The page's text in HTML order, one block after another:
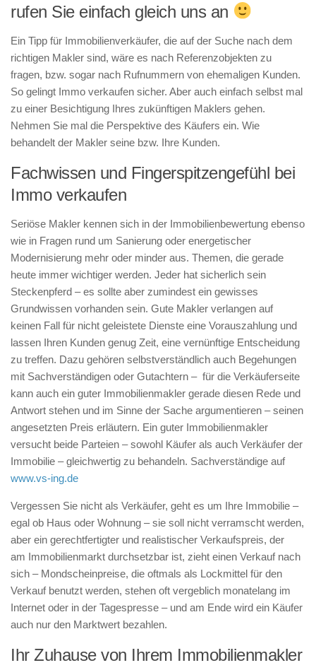
rufen Sie einfach gleich uns an
Ein Tipp für Immobilienverkäufer, die auf der Suche nach dem
richtigen Makler sind, wäre es nach Referenzobjekten zu
fragen, bzw. sogar nach Rufnummern von ehemaligen Kunden.
So gelingt Immo verkaufen sicher. Aber auch einfach selbst mal
zu einer Besichtigung Ihres zukünftigen Maklers gehen.
Nehmen Sie mal die Perspektive des Käufers ein. Wie
behandelt der Makler seine bzw. Ihre Kunden.
Fachwissen und Fingerspitzengefühl bei
Immo verkaufen
Seriöse Makler kennen sich in der Immobilienbewertung ebenso
wie in Fragen rund um Sanierung oder energetischer
Modernisierung mehr oder minder aus. Themen, die gerade
heute immer wichtiger werden. Jeder hat sicherlich sein
Steckenpferd – es sollte aber zumindest ein gewisses
Grundwissen vorhanden sein. Gute Makler verlangen auf
keinen Fall für nicht geleistete Dienste eine Vorauszahlung und
lassen Ihren Kunden genug Zeit, eine vernünftige Entscheidung
zu treffen. Dazu gehören selbstverständlich auch Begehungen
mit Sachverständigen oder Gutachtern – für die Verkäuferseite
kann auch ein guter Immobilienmakler gerade diesen Rede und
Antwort stehen und im Sinne der Sache argumentieren – seinen
angesetzten Preis erläutern. Ein guter Immobilienmakler
versucht beide Parteien – sowohl Käufer als auch Verkäufer der
Immobilie – gleichwertig zu behandeln. Sachverständige auf
www.vs-ing.de
Vergessen Sie nicht als Verkäufer, geht es um Ihre Immobilie –
egal ob Haus oder Wohnung – sie soll nicht verramscht werden,
aber ein gerechtfertigter und realistischer Verkaufspreis, der
am Immobilienmarkt durchsetzbar ist, zieht einen Verkauf nach
sich – Mondscheinpreise, die oftmals als Lockmittel für den
Verkauf benutzt werden, stehen oft vergeblich monatelang im
Internet oder in der Tagespresse – und am Ende wird ein Käufer
auch nur den Marktwert bezahlen.
Ihr Zuhause von Ihrem Immobilienmakler